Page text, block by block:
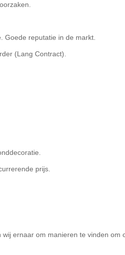
Goede reputatie in de markt.
(Lang Contract).
prijs.
ernaar om manieren te vinden